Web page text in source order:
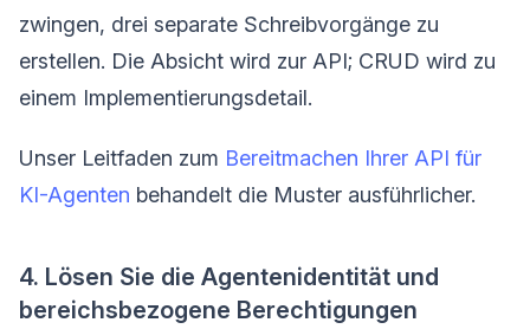
zwingen, drei separate Schreibvorgänge zu
erstellen. Die Absicht wird zur API; CRUD wird zu
einem Implementierungsdetail.
Unser Leitfaden zum Bereitmachen Ihrer API für
KI-Agenten behandelt die Muster ausführlicher.
4. Lösen Sie die Agentenidentität und
bereichsbezogene Berechtigungen